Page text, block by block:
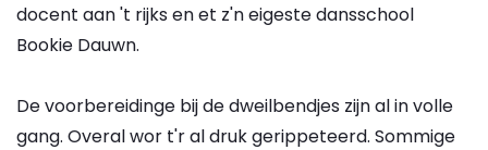
docent aan 't rijks en et z'n eigeste dansschool
Bookie Dauwn.
De voorbereidinge bij de dweilbendjes zijn al in volle
gang. Overal wor t'r al druk gerippeteerd. Sommige